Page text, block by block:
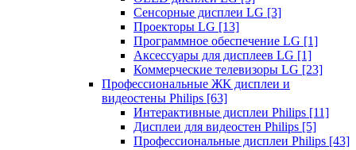
Сенсорные дисплеи LG [3]
Проекторы LG [13]
Программное обеспечение LG [1]
Аксессуары для дисплеев LG [1]
Коммерческие телевизоры LG [23]
Профессиональные ЖК дисплеи и
видеостены Philips [63]
Интерактивные дисплеи Philips [11]
Дисплеи для видеостен Philips [5]
Профессиональные дисплеи Philips [43]